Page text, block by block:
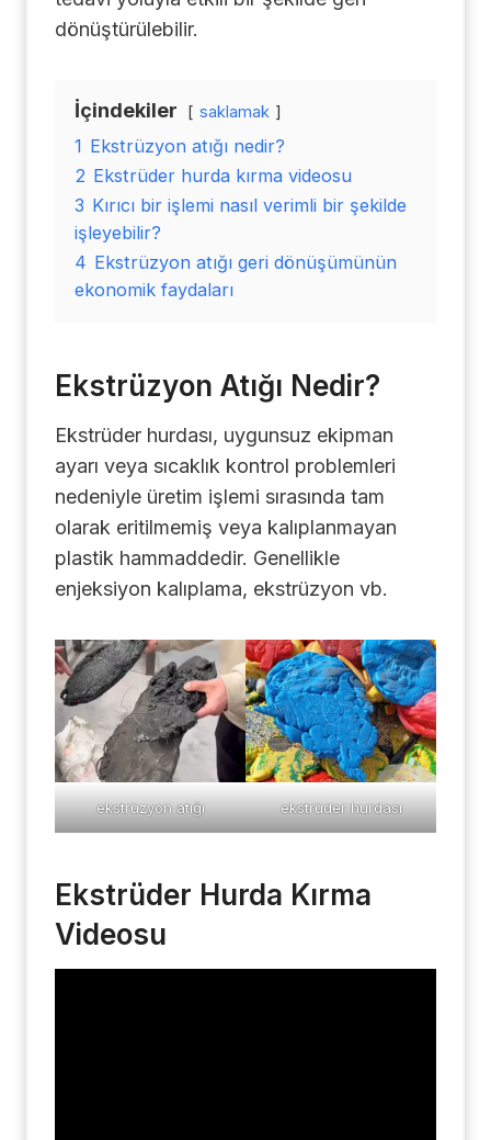
dönüştürülebilir.
İçindekiler saklamak
1 Ekstrüzyon atığı nedir?
2 Ekstrüder hurda kırma videosu
3 Kırıcı bir işlemi nasıl verimli bir şekilde
işleyebilir?
4 Ekstrüzyon atığı geri dönüşümünün
ekonomik faydaları
Ekstrüzyon Atığı Nedir?
Ekstrüder hurdası, uygunsuz ekipman
ayarı veya sıcaklık kontrol problemleri
nedeniyle üretim işlemi sırasında tam
olarak eritilmemiş veya kalıplanmayan
plastik hammaddedir. Genellikle
enjeksiyon kalıplama, ekstrüzyon vb.
ekstrüzyon atığı ekstrüder hurdası
Ekstrüder Hurda Kırma
Videosu